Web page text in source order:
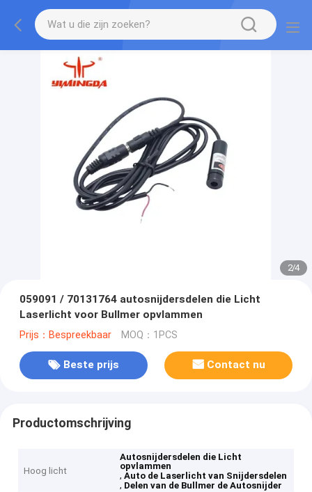
2/4
059091 / 70131764 autosnijdersdelen die Licht
Laserlicht voor Bullmer opvlammen
Prijs：Bespreekbaar MOQ：1PCS
Beste prijs Contact nu
Productomschrijving
Hoog licht
Autosnijdersdelen die Licht
opvlammen
,Auto de Laserlicht van Snijdersdelen
, Delen van de Bullmer de Autosnijder